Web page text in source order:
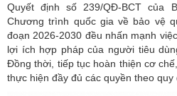
Quyết định số 239/QĐ-BCT của
Chương trình quốc gia về bảo vệ
đoạn 2026-2030 đều nhấn mạnh
lợi ích hợp pháp của người tiêu
Đồng thời, tiếp tục hoàn thiện cơ
thực hiện đầy đủ các quyền theo quy